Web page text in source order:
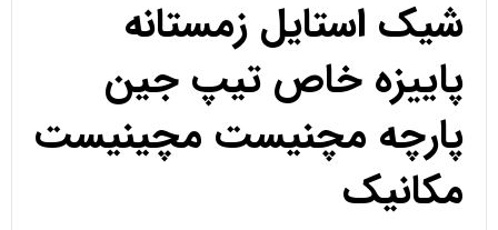
شیک استایل زمستانه
پاییزه خاص تیپ جین
پارچه مچنیست مچینیست
مکانیک